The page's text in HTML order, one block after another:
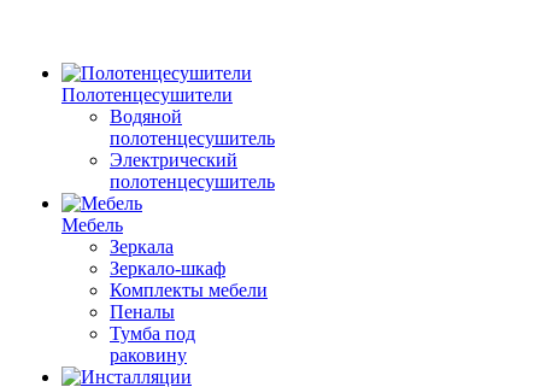
Полотенцесушители
Водяной
полотенцесушитель
Электрический
полотенцесушитель
Мебель
Зеркала
Зеркало-шкаф
Комплекты мебели
Пеналы
Тумба под
раковину